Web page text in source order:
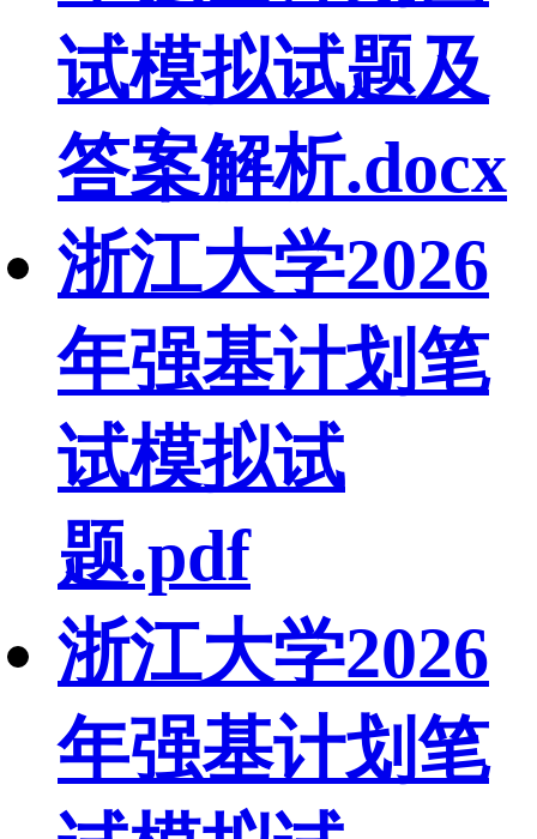
试模拟试题及
答案解析.docx
浙江大学2026
年强基计划笔
试模拟试
题.pdf
浙江大学2026
年强基计划笔